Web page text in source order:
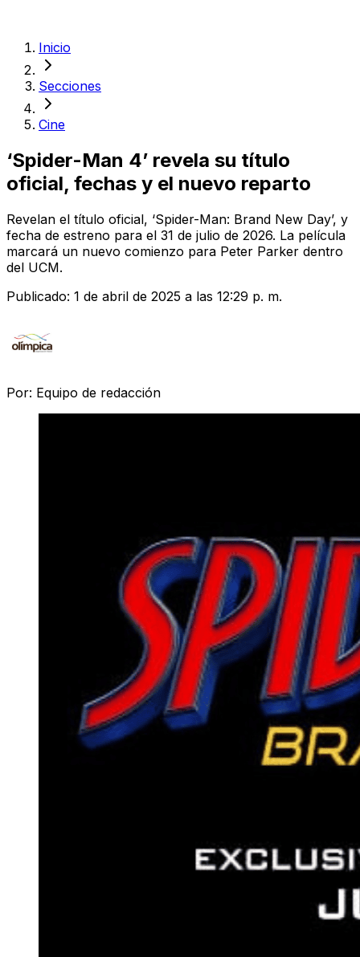
Inicio
Secciones
Cine
‘Spider-Man 4’ revela su título
oficial, fechas y el nuevo reparto
Revelan el título oficial, ‘Spider-Man: Brand New Day’, y
fecha de estreno para el 31 de julio de 2026. La película
marcará un nuevo comienzo para Peter Parker dentro
del UCM.
Publicado: 1 de abril de 2025 a las 12:29 p. m.
Por: Equipo de redacción